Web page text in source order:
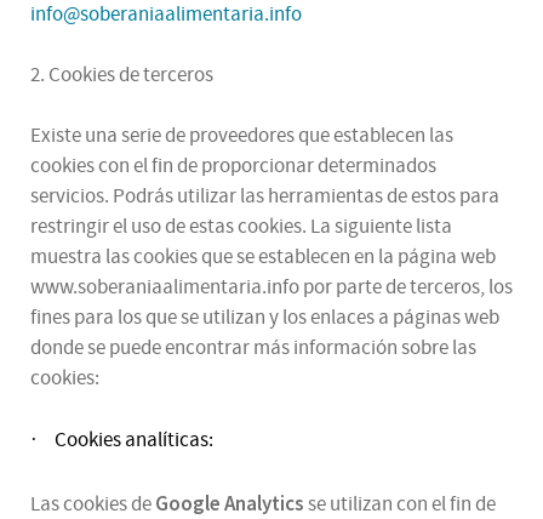
info@soberaniaalimentaria.info
2. Cookies de terceros
Existe una serie de proveedores que establecen las
cookies con el fin de proporcionar determinados
servicios. Podrás utilizar las herramientas de estos para
restringir el uso de estas cookies. La siguiente lista
muestra las cookies que se establecen en la página web
www.soberaniaalimentaria.info por parte de terceros, los
fines para los que se utilizan y los enlaces a páginas web
donde se puede encontrar más información sobre las
cookies:
· Cookies analíticas:
Las cookies deGoogle Analyticsse utilizan con el fin de